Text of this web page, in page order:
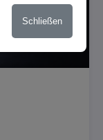
Schließen